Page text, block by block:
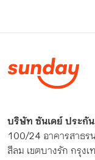
บริษัท ซันเดย์ ประกั
100/24 อาคารสาธร
สีลม เขตบางรัก กรุง